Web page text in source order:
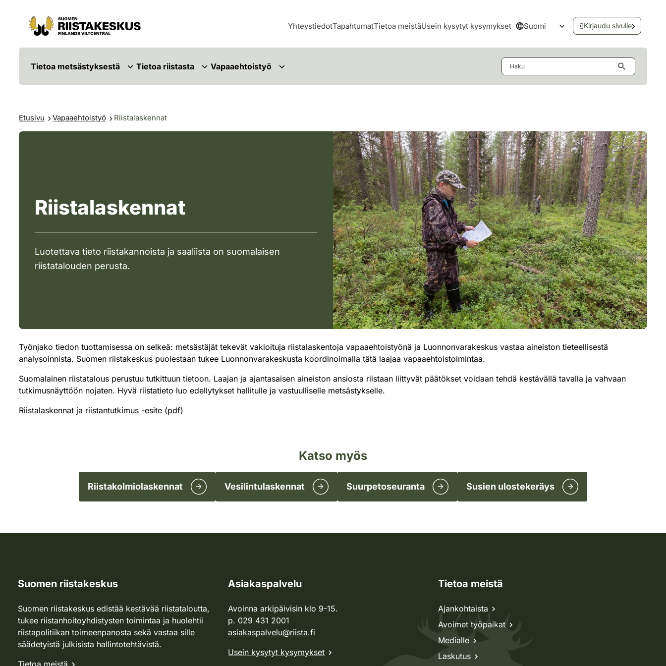
Siirry sisältöön
Siirry sivustokarttaan
YhteystiedotTapahtumatTietoa meistäUsein kysytyt kysymykset Suomi
Avaa kielivalikko
Kirjaudu sivulle
Tietoa metsästyksestä Tietoa riistasta Vapaaehtoistyö
Etusivu Vapaaehtoistyö Riistalaskennat
Riistalaskennat
Luotettava tieto riistakannoista ja saaliista on suomalaisen
riistatalouden perusta.
Riistakolmiolaskentaa. Kolme ihmistä rivissä.
Työnjako tiedon tuottamisessa on selkeä: metsästäjät tekevät vakioituja riistalaskentoja vapaaehtoistyönä ja Luonnonvarakeskus vastaa aineiston tieteellisestä
analysoinnista. Suomen riistakeskus puolestaan tukee Luonnonvarakeskusta koordinoimalla tätä laajaa vapaaehtoistoimintaa.
Suomalainen riistatalous perustuu tutkittuun tietoon. Laajan ja ajantasaisen aineiston ansiosta riistaan liittyvät päätökset voidaan tehdä kestävällä tavalla ja vahvaan
tutkimusnäyttöön nojaten. Hyvä riistatieto luo edellytykset hallitulle ja vastuulliselle metsästykselle.
Riistalaskennat ja riistantutkimus -esite (pdf)
Katso myös
Riistakolmiolaskennat Vesilintulaskennat Suurpetoseuranta Susien ulostekeräys
Suomen riistakeskus
Suomen riistakeskus edistää kestävää riistataloutta,
tukee riistanhoitoyhdistysten toimintaa ja huolehtii
riistapolitiikan toimeenpanosta sekä vastaa sille
säädetyistä julkisista hallintotehtävistä.
Tietoa meistä
Asiakaspalvelu
Avoinna arkipäivisin klo 9-15.
p. 029 431 2001
asiakaspalvelu@riista.fi
Usein kysytyt kysymykset
Tietoa meistä
Ajankohtaista
Avoimet työpaikat
Medialle
Laskutus